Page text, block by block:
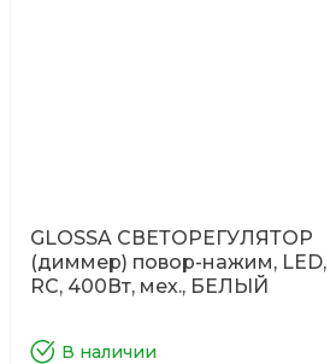
GLOSSA СВЕТОРЕГУЛЯТОР
(диммер) повор-нажим, LED,
RC, 400Вт, мех., БЕЛЫЙ
В наличии